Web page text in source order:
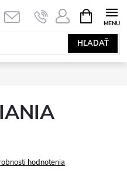
HĽADAŤ
KOŠÍK
hodnotenia